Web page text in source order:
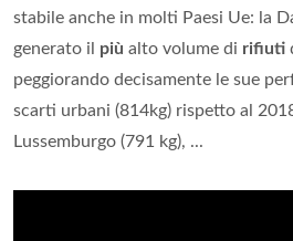
stabile anche in molti Paesi Ue: la
generato il più alto volume di rifiuti
peggiorando decisamente le sue
scarti urbani (814kg) rispetto al
Lussemburgo (791 kg), ...